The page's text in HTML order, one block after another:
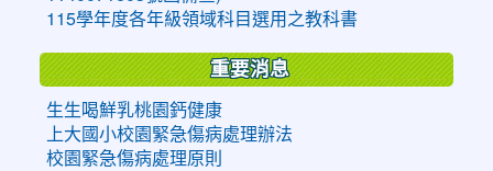
115學年度各年級領域科目選用之教科書
重要消息
生生喝鮮乳桃園鈣健康
上大國小校園緊急傷病處理辦法
校園緊急傷病處理原則